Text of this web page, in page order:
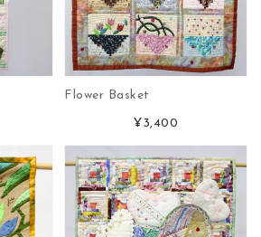
Flower Basket
¥3,400